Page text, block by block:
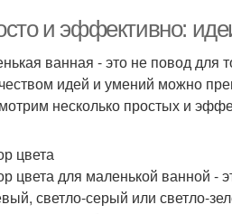
и эффективно:
ванная - это не повод для
идей и умений можно
несколько простых и
цвета
цвета для маленькой ванной -
светло-серый или светло-